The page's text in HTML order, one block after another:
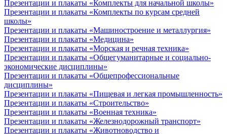
Презентации и плакаты «Комплекты для начальной школы»
Презентации и плакаты «Комплекты по курсам средней
школы»
Презентации и плакаты «Машиностроение и металлургия»
Презентации и плакаты «Медицина»
Презентации и плакаты «Морская и речная техника»
Презентации и плакаты «Общегуманитарные и социально-
экономические дисциплины»
Презентации и плакаты «Общепрофессиональные
дисциплины»
Презентации и плакаты «Пищевая и легкая промышленность»
Презентации и плакаты «Строительство»
Презентации и плакаты «Военная техника»
Презентации и плакаты «Железнодорожный транспорт»
Презентации и плакаты «Животноводство и